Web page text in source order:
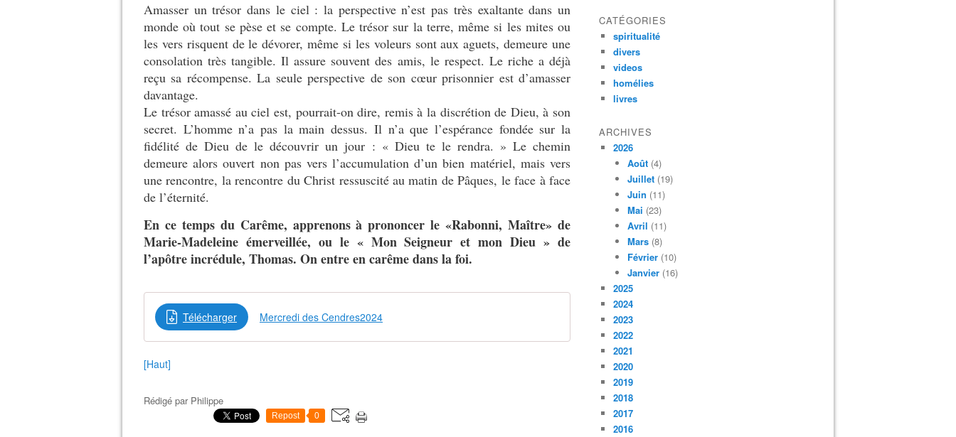
Amasser un trésor dans le ciel : la perspective n’est pas très exaltante dans un
monde où tout se pèse et se compte. Le trésor sur la terre, même si les mites ou
les vers risquent de le dévorer, même si les voleurs sont aux aguets, demeure une
consolation très tangible. Il assure souvent des amis, le respect. Le riche a déjà
reçu sa récompense. La seule perspective de son cœur prisonnier est d’amasser
davantage.
Le trésor amassé au ciel est, pourrait-on dire, remis à la discrétion de Dieu, à son
secret. L’homme n’a pas la main dessus. Il n’a que l’espérance fondée sur la
fidélité de Dieu de le découvrir un jour : « Dieu te le rendra. » Le chemin
demeure alors ouvert non pas vers l’accumulation d’un bien matériel, mais vers
une rencontre, la rencontre du Christ ressuscité au matin de Pâques, le face à face
de l’éternité.
En ce temps du Carême, apprenons à prononcer le «Rabonni, Maître» de
Marie-Madeleine émerveillée, ou le « Mon Seigneur et mon Dieu » de
l’apôtre incrédule, Thomas. On entre en carême dans la foi.
Télécharger Mercredi des Cendres2024
[Haut]
Rédigé par Philippe
Repost 0
CATÉGORIES
spiritualité
divers
videos
homélies
livres
ARCHIVES
2026
Août (4)
Juillet (19)
Juin (11)
Mai (23)
Avril (11)
Mars (8)
Février (10)
Janvier (16)
2025
2024
2023
2022
2021
2020
2019
2018
2017
2016